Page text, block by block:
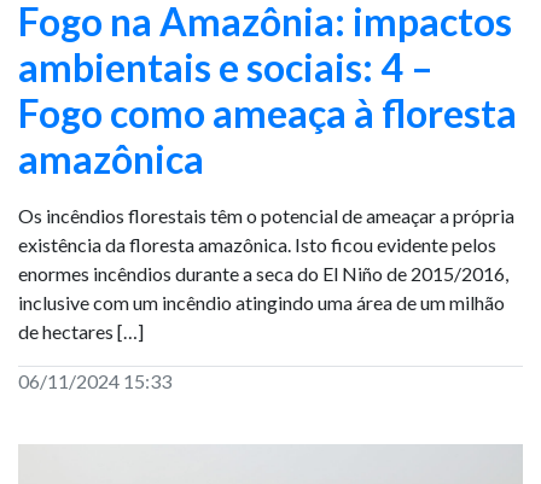
Fogo na Amazônia: impactos
ambientais e sociais: 4 –
Fogo como ameaça à floresta
amazônica
Os incêndios florestais têm o potencial de ameaçar a própria
existência da floresta amazônica. Isto ficou evidente pelos
enormes incêndios durante a seca do El Niño de 2015/2016,
inclusive com um incêndio atingindo uma área de um milhão
de hectares […]
06/11/2024 15:33